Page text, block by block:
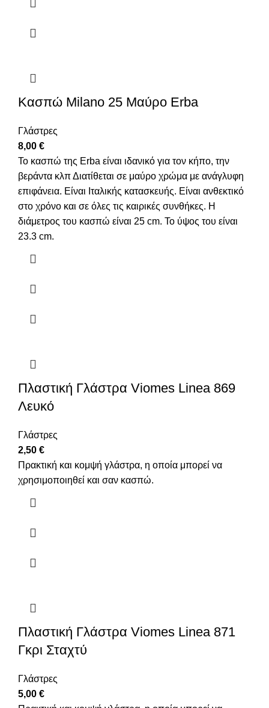
Κασπώ Μilano 25 Μαύρο Erba
Γλάστρες
8,00 €
Το κασπώ της Erba είναι ιδανικό για τον κήπο, την
βεράντα κλπ Διατίθεται σε μαύρο χρώμα με ανάγλυφη
επιφάνεια. Είναι Ιταλικής κατασκευής. Είναι ανθεκτικό
στο χρόνο και σε όλες τις καιρικές συνθήκες. Η
διάμετρος του κασπώ είναι 25 cm. Το ύψος του είναι
23.3 cm.
Πλαστική Γλάστρα Viomes Linea 869
Λευκό
Γλάστρες
2,50 €
Πρακτική και κομψή γλάστρα, η οποία μπορεί να
χρησιμοποιηθεί και σαν κασπώ.
Πλαστική Γλάστρα Viomes Linea 871
Γκρι Σταχτύ
Γλάστρες
5,00 €